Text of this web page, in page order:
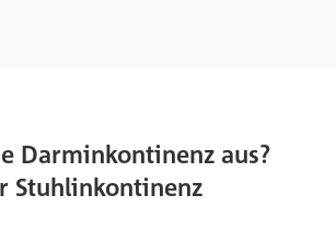
Darminkontinenz aus?
Stuhlinkontinenz